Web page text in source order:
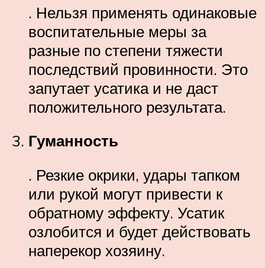
. Нельзя применять одинаковые
воспитательные меры за
разные по степени тяжести
последствий провинности. Это
запутает усатика и не даст
положительного результата.
Гуманность
. Резкие окрики, удары тапком
или рукой могут привести к
обратному эффекту. Усатик
озлобится и будет действовать
наперекор хозяину.